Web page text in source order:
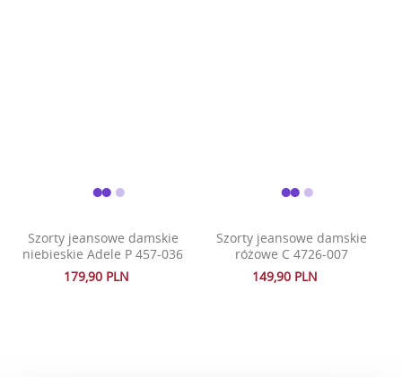
Szorty jeansowe damskie
niebieskie Adele P 457-036
179,90 PLN
Szorty jeansowe damskie
różowe C 4726-007
149,90 PLN